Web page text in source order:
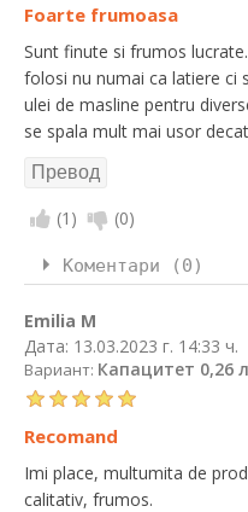
Foarte frumoasa
Sunt finute si frumos
folosi nu numai ca latiere ci
ulei de masline pentru
se spala mult mai usor
(1 ) (0)
Коментари (0)
Emilia M
Дата: 13.03.2023 г. 14:33 ч.
Вариант: Капацитет 0,26 л
Recomand
Imi place, multumita de
calitativ, frumos.